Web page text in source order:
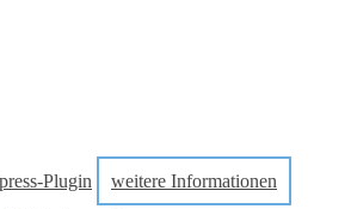
weitere Informationen